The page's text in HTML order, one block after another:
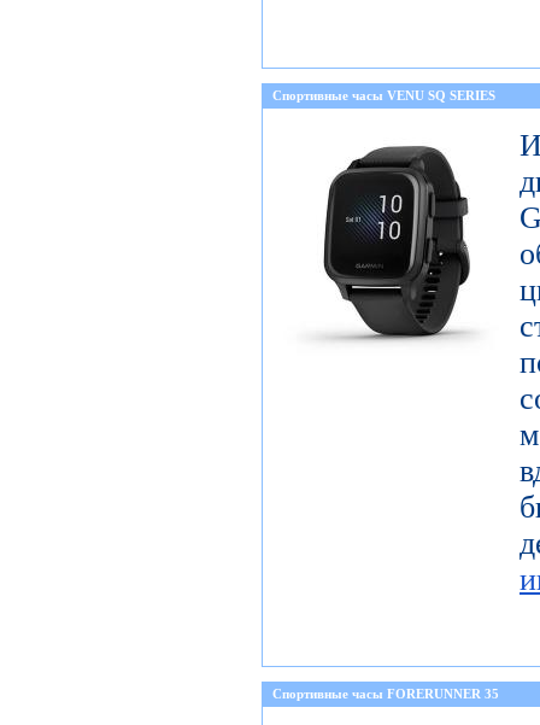
Спортивные часы VENU SQ SERIES
Спортивные часы FORERUNNER 35